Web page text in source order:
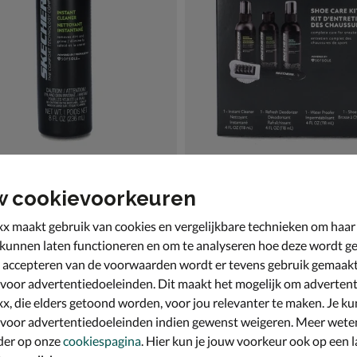
Verzorgingsproducten
cookievoorkeuren
maakt gebruik van cookies en vergelijkbare technieken om
laten functioneren en om te analyseren hoe deze wordt
van de voorwaarden wordt er tevens gebruik
advertentiedoeleinden. Dit maakt het mogelijk om
die elders getoond worden, voor jou relevanter te maken. Je
advertentiedoeleinden indien gewenst weigeren. Meer
op onzecookiespagina. Hier kun je jouw voorkeur ook op een